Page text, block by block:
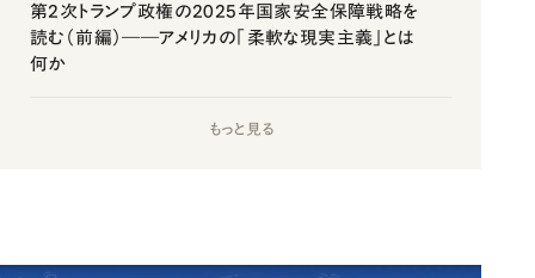
第2次トランプ政権の2025年国家安全保障戦略を
読む（前編）――アメリカの「柔軟な現実主義」とは
何か
もっと見る